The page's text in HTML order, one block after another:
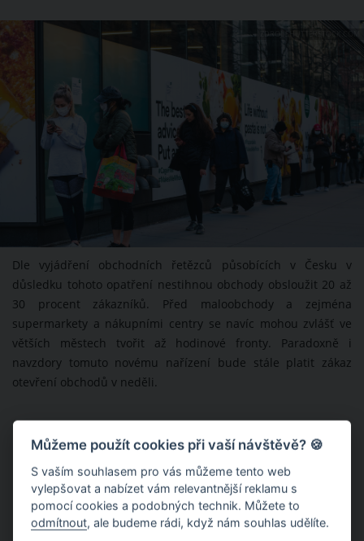
ZDROJ: SHUTTERSTOCK.COM
Dle vyjádření obchodních řetězců působících v Česku v
důsledku tohoto opatření nestihnou obchody obsloužit 20 až
30 procent zákazníků. Před maloobchody a zejména
supermarkety a nákupními centry se navíc mohou zvlášť ve
větších městech tvořit až hodinové fronty. Paradoxně i
navzdory tomuto novému nařízení bude stále platit zákaz
otevření obchodů v neděli.
Můžeme použít cookies při vaší návštěvě? 🍪
S vaším souhlasem pro vás můžeme tento web
vylepšovat a nabízet vám relevantnější reklamu s
pomocí cookies a podobných technik. Můžete to
odmítnout , ale budeme rádi, když nám souhlas udělíte.